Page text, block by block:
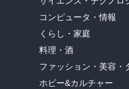
コンピュータ・情報
くらし・家庭
料理・酒
ファッション・美容・
ホビー&カルチャー